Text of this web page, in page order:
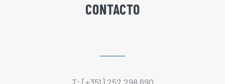
CONTACTO